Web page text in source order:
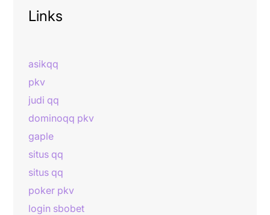
Links
asikqq
pkv
judi qq
dominoqq pkv
gaple
situs qq
situs qq
poker pkv
login sbobet